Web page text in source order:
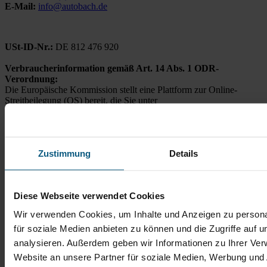
Zustimmung Details
Diese Webseite verwendet Cookies
Wir verwenden Cookies, um Inhalte und Anzeigen zu
für soziale Medien anbieten zu können und die Zugriffe auf
analysieren. Außerdem geben wir Informationen zu Ihrer
Website an unsere Partner für soziale Medien, Werbung
E-Mail: info@autobach.de
USt-ID-Nr.: DE 812 476 920
Verbraucherinformation gemäß Art. 14 Abs. 1 ODR-
Verordnung:
Die Europäische Kommission stellt eine Plattform zur Online-
Streitbeilegung (OS) bereit, die Sie unter
https://ec.europa.eu/consumers/odr
(VSBG):